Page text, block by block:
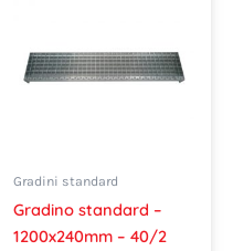
Gradini standard
Gradino standard –
1200x240mm – 40/2